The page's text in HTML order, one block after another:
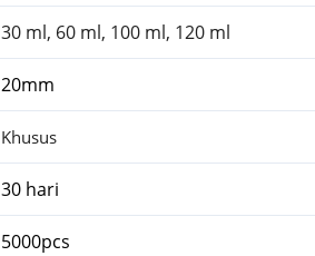
30 ml, 60 ml, 100 ml, 120 ml
20mm
Khusus
30 hari
5000pcs